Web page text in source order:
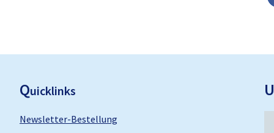
Quicklinks
Newsletter-Bestellung
U